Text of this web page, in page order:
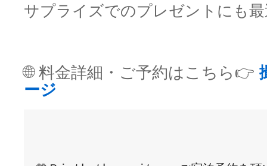
サプライズでのプレゼントにも
🌐 料金詳細・ご予約はこちら👉
ージ